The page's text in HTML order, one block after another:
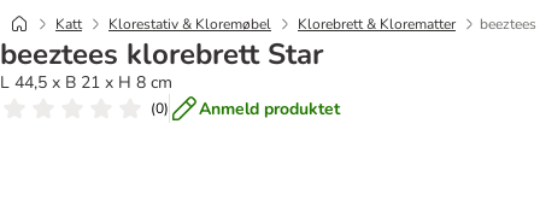
Katt Klorestativ & Kloremøbel Klorebrett & Klorematter
beeztees klorebrett Star
L 44,5 x B 21 x H 8 cm
(0) Anmeld produktet